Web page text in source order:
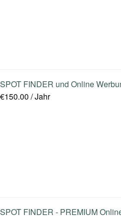
SPOT FINDER und Online
€150.00 / Jahr
SPOT FINDER - PREMIUM